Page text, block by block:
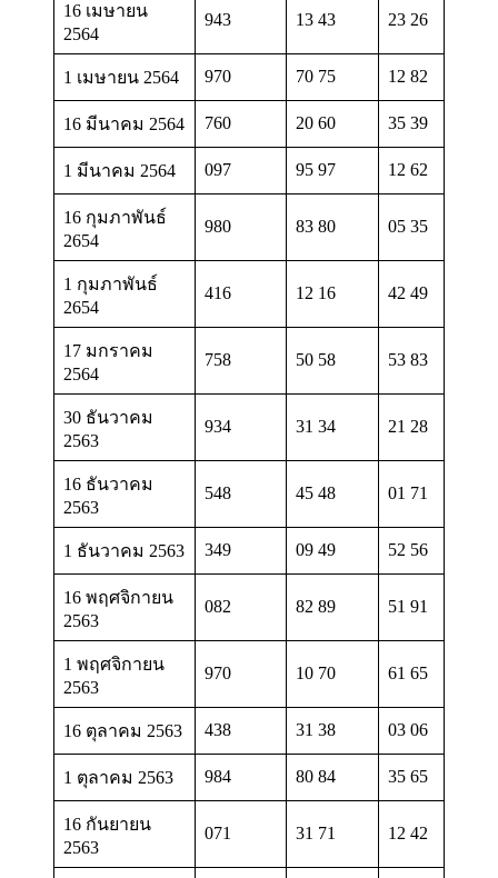
16 เมษายน
2564
943 13 43 23 26
1 เมษายน 2564 970 70 75 12 82
16 มีนาคม 2564 760 20 60 35 39
1 มีนาคม 2564 097 95 97 12 62
16 กุมภาพันธ์
2654
980 83 80 05 35
1 กุมภาพันธ์
2654
416 12 16 42 49
17 มกราคม
2564
758 50 58 53 83
30 ธันวาคม
2563
934 31 34 21 28
16 ธันวาคม
2563
548 45 48 01 71
1 ธันวาคม 2563 349 09 49 52 56
16 พฤศจิกายน
2563
082 82 89 51 91
1 พฤศจิกายน
2563
970 10 70 61 65
16 ตุลาคม 2563 438 31 38 03 06
1 ตุลาคม 2563 984 80 84 35 65
16 กันยายน
2563
071 31 71 12 42